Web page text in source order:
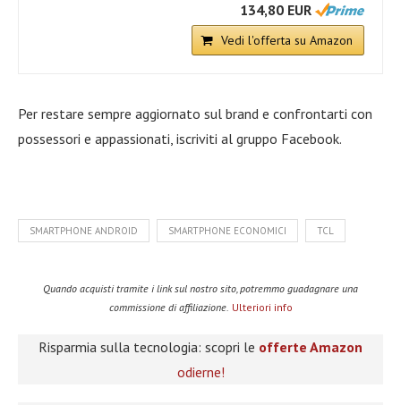
134,80 EUR
Vedi l'offerta su Amazon
Per restare sempre aggiornato sul brand e confrontarti con
possessori e appassionati, iscriviti al gruppo Facebook.
SMARTPHONE ANDROID SMARTPHONE ECONOMICI TCL
Quando acquisti tramite i link sul nostro sito, potremmo guadagnare una
commissione di affiliazione. Ulteriori info
Risparmia sulla tecnologia: scopri le offerte Amazon
odierne!